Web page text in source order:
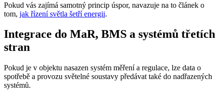
Pokud vás zajímá samotný princip úspor, navazuje na to článek o
tom, jak řízení světla šetří energii.
Integrace do MaR, BMS a systémů třetích
stran
Pokud je v objektu nasazen systém měření a regulace, lze data o
spotřebě a provozu světelné soustavy předávat také do nadřazených
systémů.